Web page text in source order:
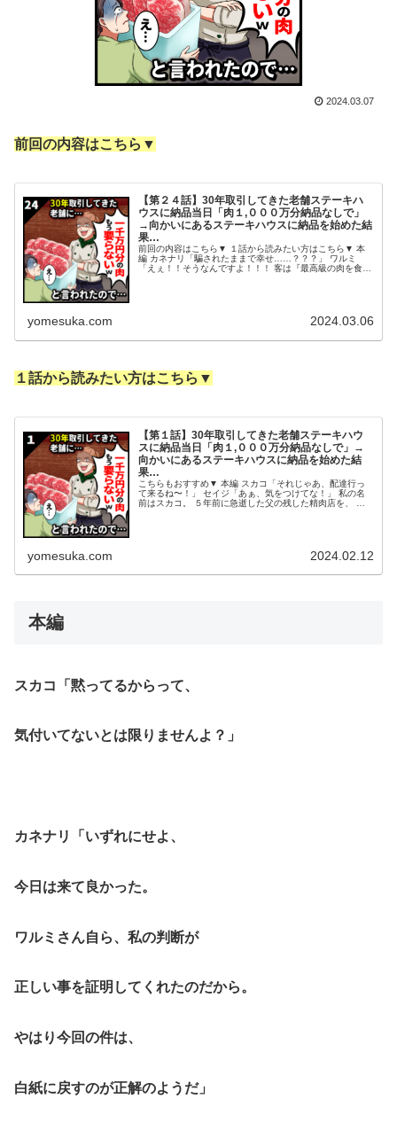
2024.03.07
前回の内容はこちら▼
【第２４話】30年取引してきた老舗ステーキハ
ウスに納品当日「肉１,０００万分納品なしで」
→向かいにあるステーキハウスに納品を始めた結
果…
前回の内容はこちら▼ １話から読みたい方はこちら▼ 本
編 カネナリ「騙されたままで幸せ……？？？」 ワルミ
「えぇ！！そうなんですよ！！！ 客は『最高級の肉を食べ
yomesuka.com 2024.03.06
１話から読みたい方はこちら▼
【第１話】30年取引してきた老舗ステーキハウ
スに納品当日「肉１,０００万分納品なしで」→
向かいにあるステーキハウスに納品を始めた結
果…
こちらもおすすめ▼ 本編 スカコ「それじゃあ、配達行っ
て来るね〜！」 セイジ「あぁ、気をつけてな！」 私の名
前はスカコ。 ５年前に急逝した父の残した精肉店を、 夫
yomesuka.com 2024.02.12
本編
スカコ「黙ってるからって、
気付いてないとは限りませんよ？」
カネナリ「いずれにせよ、
今日は来て良かった。
ワルミさん自ら、私の判断が
正しい事を証明してくれたのだから。
やはり今回の件は、
白紙に戻すのが正解のようだ」